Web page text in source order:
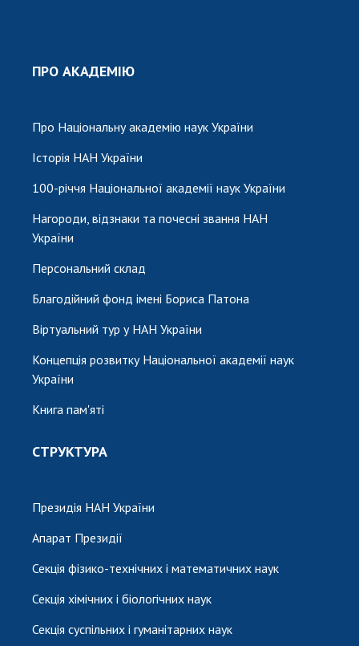
ПРО АКАДЕМІЮ
Про Національну академію наук України
Історія НАН України
100-річчя Національної академії наук України
Нагороди, відзнаки та почесні звання НАН
України
Персональний склад
Благодійний фонд імені Бориса Патона
Віртуальний тур у НАН України
Концепція розвитку Національної академії наук
України
Книга пам'яті
СТРУКТУРА
Президія НАН України
Апарат Президії
Секція фізико-технічних і математичних наук
Секція хімічних і біологічних наук
Секція суспільних і гуманітарних наук